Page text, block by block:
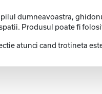
dumneavoastra,
Produsul poate fi
atunci cand trotineta